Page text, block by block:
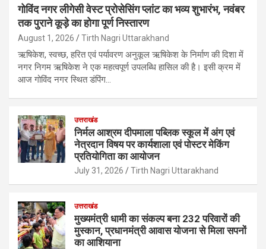
गोविंद नगर लीगेसी वेस्ट प्रोसेसिंग प्लांट का भव्य शुभारंभ, नवंबर
तक पुराने कूड़े का होगा पूर्ण निस्तारण
August 1, 2026 Tirth Nagri Uttarakhand
ऋषिकेश, स्वच्छ, हरित एवं पर्यावरण अनुकूल ऋषिकेश के निर्माण की दिशा में
नगर निगम ऋषिकेश ने एक महत्वपूर्ण उपलब्धि हासिल की है। इसी क्रम में
आज गोविंद नगर स्थित डंपिंग…
उत्तराखंड
निर्मल आश्रम दीपमाला पब्लिक स्कूल में अंग एवं
नेत्रदान विषय पर कार्यशाला एवं पोस्टर मेकिंग
प्रतियोगिता का आयोजन
July 31, 2026 Tirth Nagri Uttarakhand
उत्तराखंड
मुख्यमंत्री धामी का संकल्प बना 232 परिवारों की
मुस्कान, प्रधानमंत्री आवास योजना से मिला सपनों
का आशियाना